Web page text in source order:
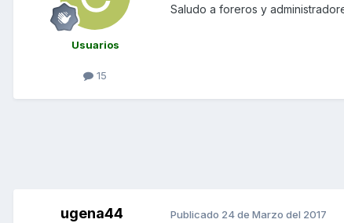
Usuarios
15
Saludo a foreros y
ugena44 Publicado 24 de Marzo del 2017